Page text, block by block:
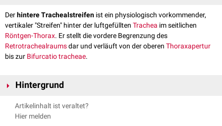
Derhintere Trachealstreifen ist ein physiologisch vorkommender,
vertikaler "Streifen" hinter der luftgefüllten Trachea im seitlichen
Röntgen-Thorax. Er stellt die vordere Begrenzung des
Retrotrachealraumsdar und verläuft von der oberen Thoraxapertur
bis zur Bifurcatio tracheae.
Hintergrund
Der hintere Trachealstreifen entspricht der Hinterwand der Trachea und
dem angrenzenden Weichteilgewebe. Der Streifen entsteht durch
Artikelinhalt ist veraltet?
Hier melden